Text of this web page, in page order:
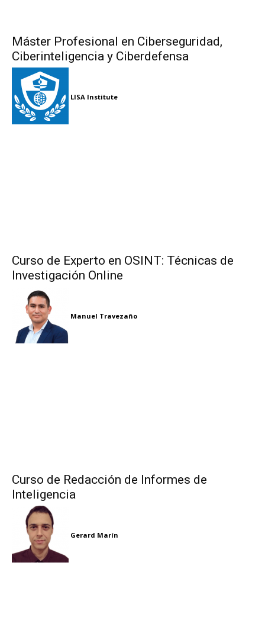
Máster Profesional en Ciberseguridad,
Ciberinteligencia y Ciberdefensa
LISA Institute
Curso de Experto en OSINT: Técnicas de
Investigación Online
Manuel Travezaño
Curso de Redacción de Informes de
Inteligencia
Gerard Marín